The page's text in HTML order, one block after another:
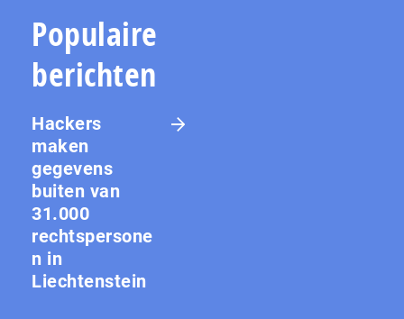
Populaire
berichten
Hackers
maken
gegevens
buiten van
31.000
rechtspersone
n in
Liechtenstein